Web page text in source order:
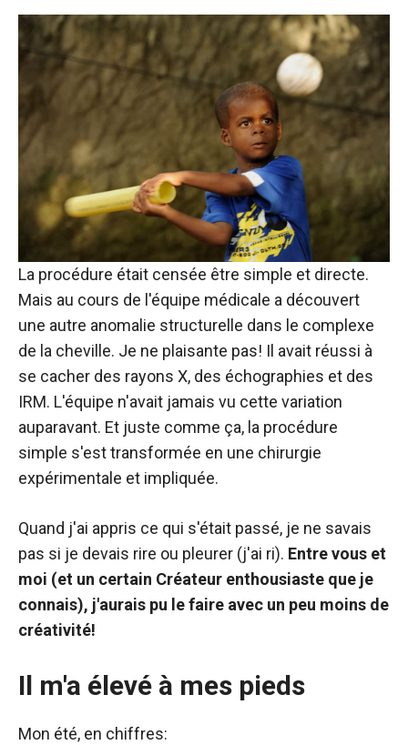
La procédure était censée être simple et directe.
Mais au cours de l'équipe médicale a découvert
une autre anomalie structurelle dans le complexe
de la cheville. Je ne plaisante pas! Il avait réussi à
se cacher des rayons X, des échographies et des
IRM. L'équipe n'avait jamais vu cette variation
auparavant. Et juste comme ça, la procédure
simple s'est transformée en une chirurgie
expérimentale et impliquée.
Quand j'ai appris ce qui s'était passé, je ne savais
pas si je devais rire ou pleurer (j'ai ri). Entre vous et
moi (et un certain Créateur enthousiaste que je
connais), j'aurais pu le faire avec un peu moins de
créativité!
Il m'a élevé à mes pieds
Mon été, en chiffres: